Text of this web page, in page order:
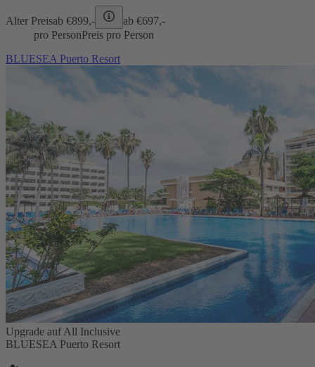
Alter Preisab €899,- ab €697,-
pro PersonPreis pro Person
BLUESEA Puerto Resort
Upgrade auf All Inclusive
BLUESEA Puerto Resort